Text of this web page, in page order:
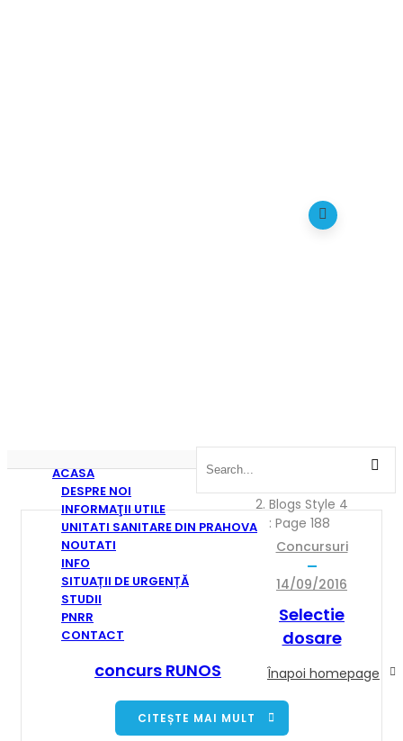
ACASA
DESPRE NOI
INFORMAŢII UTILE
UNITATI SANITARE DIN PRAHOVA
NOUTATI
INFO
SITUAȚII DE URGENȚĂ
STUDII
PNRR
CONTACT
Blogs Style 4
: Page 188
Înapoi homepage
Concursuri
14/09/2016
Selectie
dosare
concurs RUNOS
CITEȘTE MAI MULT